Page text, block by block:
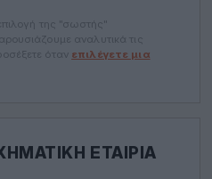
της "σωστής"
αναλυτικά τις
όταν επιλέγετε μια
ΕΤΑΙΡΊΑ